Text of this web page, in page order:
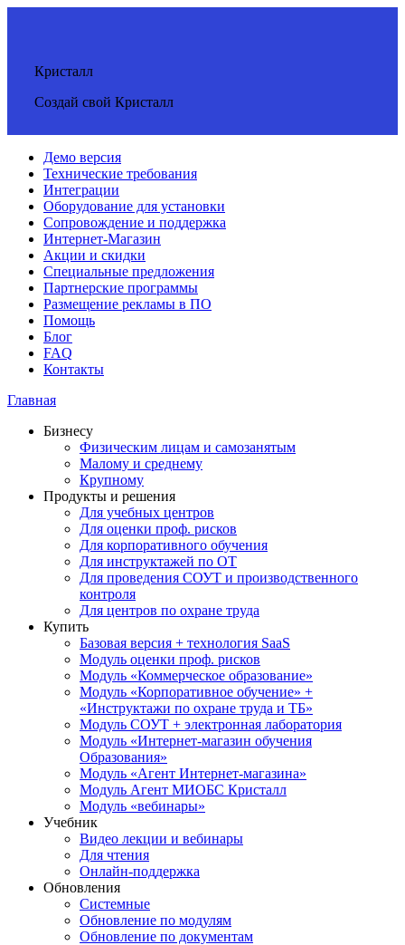
Кристалл
Создай свой Кристалл
Демо версия
Технические требования
Интеграции
Оборудование для установки
Сопровождение и поддержка
Интернет-Магазин
Акции и скидки
Специальные предложения
Партнерские программы
Размещение рекламы в ПО
Помощь
Блог
FAQ
Контакты
Главная
Бизнесу
Физическим лицам и самозанятым
Малому и среднему
Крупному
Продукты и решения
Для учебных центров
Для оценки проф. рисков
Для корпоративного обучения
Для инструктажей по ОТ
Для проведения СОУТ и производственного
контроля
Для центров по охране труда
Купить
Базовая версия + технология SaaS
Модуль оценки проф. рисков
Модуль «Коммерческое образование»
Модуль «Корпоративное обучение» +
«Инструктажи по охране труда и ТБ»
Модуль СОУТ + электронная лаборатория
Модуль «Интернет-магазин обучения
Образования»
Модуль «Агент Интернет-магазина»
Модуль Агент МИОБС Кристалл
Модуль «вебинары»
Учебник
Видео лекции и вебинары
Для чтения
Онлайн-поддержка
Обновления
Системные
Обновление по модулям
Обновление по документам